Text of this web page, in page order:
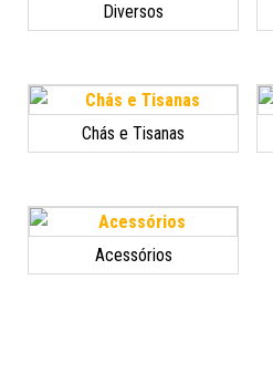
Diversos
Chás e Tisanas
Acessórios